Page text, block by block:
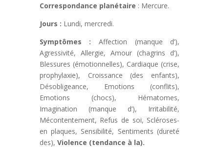
Correspondance planétaire : Mercure.
Jours : Lundi, mercredi.
Symptômes : Affection (manque d’),
Agressivité, Allergie, Amour (chagrins d’),
Blessures (émotionnelles), Cardiaque (crise,
prophylaxie), Croissance (des enfants),
Désobligeance, Emotions (conflits),
Emotions (chocs), Hématomes,
Imagination (manque d’), Irritabilité,
Mécontentement, Refus de soi, Scléroses-
en plaques, Sensibilité, Sentiments (dureté
des), Violence (tendance à la).